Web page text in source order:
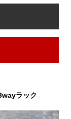
ラック